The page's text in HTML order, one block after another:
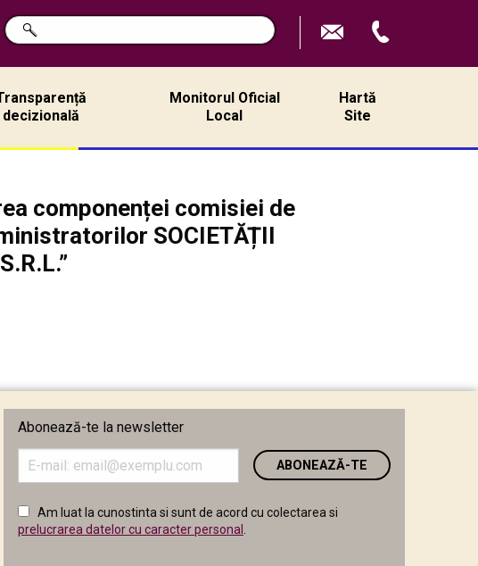
Caută
în
decizională
Monitorul Oficial
Local
Hartă
Site
componenței comisiei de
SOCIETĂȚII
Abonează-te la newsletter
adresa
email
în
câmpul
Am luat la cunostinta si sunt de acord cu colectarea si
prelucrarea datelor cu caracter personal .